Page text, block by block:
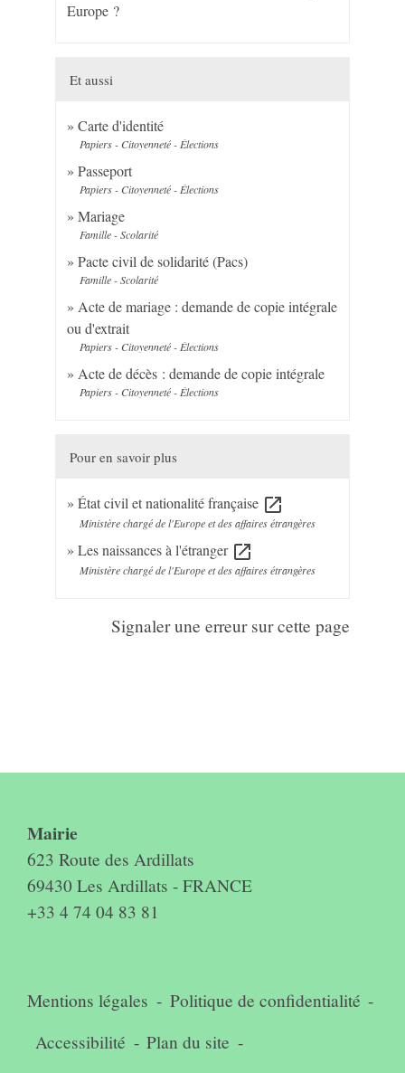
Europe ?
Et aussi
Carte d'identité
Papiers - Citoyenneté - Élections
Passeport
Papiers - Citoyenneté - Élections
Mariage
Famille - Scolarité
Pacte civil de solidarité (Pacs)
Famille - Scolarité
Acte de mariage : demande de copie intégrale
ou d'extrait
Papiers - Citoyenneté - Élections
Acte de décès : demande de copie intégrale
Papiers - Citoyenneté - Élections
Pour en savoir plus
État civil et nationalité française open_in_new
Ministère chargé de l'Europe et des affaires étrangères
Les naissances à l'étranger open_in_new
Ministère chargé de l'Europe et des affaires étrangères
Signaler une erreur sur cette page
Mairie
623 Route des Ardillats
69430 Les Ardillats - FRANCE
+33 4 74 04 83 81
Mentions légales - Politique de confidentialité -
Accessibilité - Plan du site -